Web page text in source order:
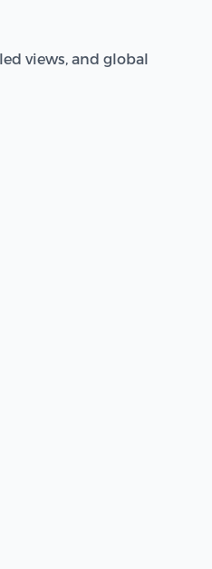
views, and global